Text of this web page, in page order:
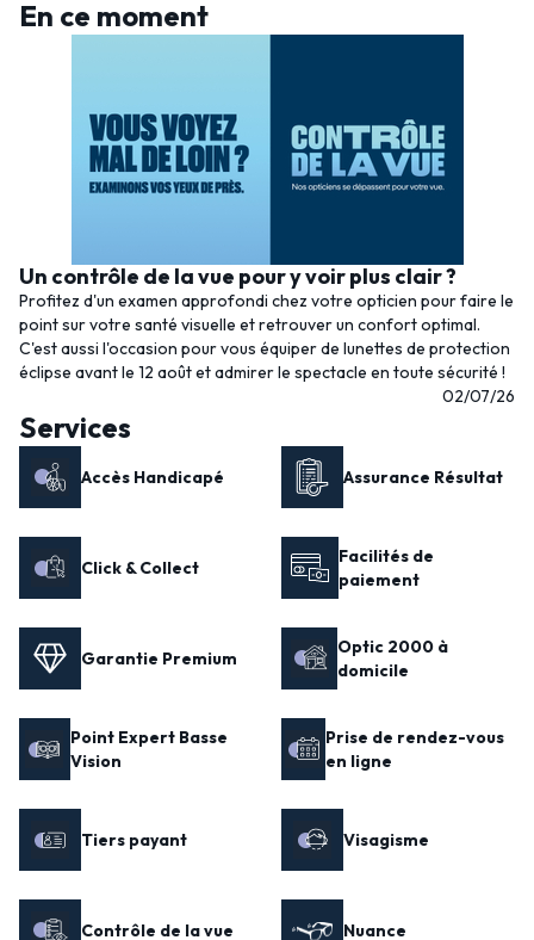
En ce moment
Un contrôle de la vue pour y voir plus clair ?
Profitez d'un examen approfondi chez votre opticien pour faire le
point sur votre santé visuelle et retrouver un confort optimal.
C'est aussi l'occasion pour vous équiper de lunettes de protection
éclipse avant le 12 août et admirer le spectacle en toute sécurité !
02/07/26
Services
Accès Handicapé Assurance Résultat
Click & Collect
Facilités de
paiement
Garantie Premium
Optic 2000 à
domicile
Point Expert Basse
Vision
Prise de rendez-vous
en ligne
Tiers payant Visagisme
Contrôle de la vue Nuance